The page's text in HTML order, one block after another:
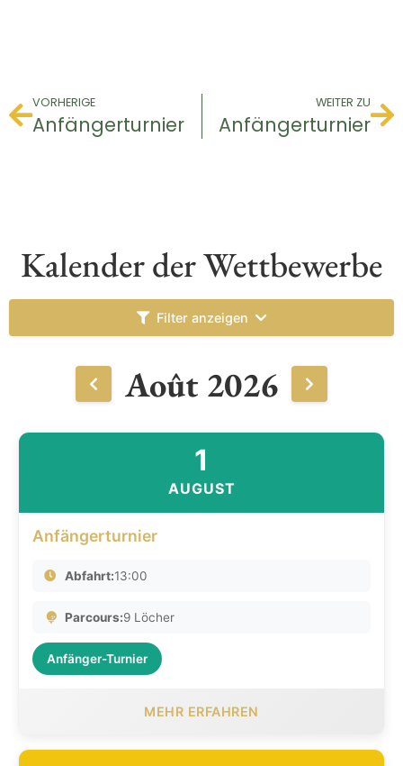
VORHERIGE
Anfängerturnier
WEITER ZU
Anfängerturnier
Kalender der Wettbewerbe
Filter anzeigen
Août 2026
1
AUGUST
Anfängerturnier
Abfahrt:13:00
Parcours:9 Löcher
Anfänger-Turnier
MEHR ERFAHREN